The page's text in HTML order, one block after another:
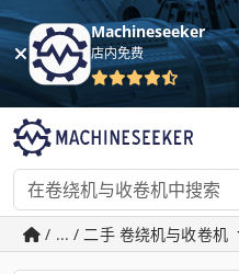
Machineseeker
店内免费
/ ... / 二手 卷绕机与收卷机